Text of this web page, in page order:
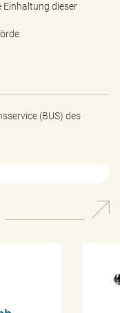
dieser
(BUS) des